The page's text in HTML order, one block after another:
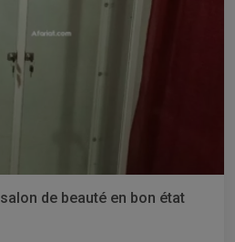
de beauté en bon état